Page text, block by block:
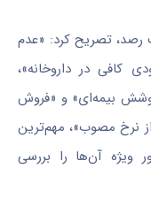
تصریح کرد: «عدم
کافی در داروخانه»،
بیمه‌ای» و «فروش
نرخ مصوب»، مهم‌ترین
ویژه آن‌ها را بررسی